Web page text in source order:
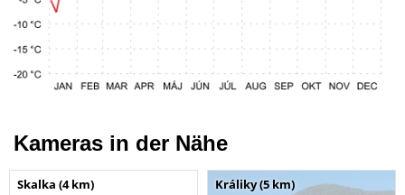
Kameras in der Nähe
Skalka (4 km) Králiky (5 km)